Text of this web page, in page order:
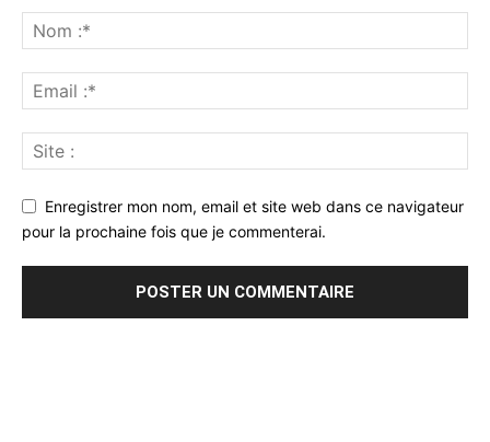
Enregistrer mon nom, email et site web dans ce navigateur
pour la prochaine fois que je commenterai.